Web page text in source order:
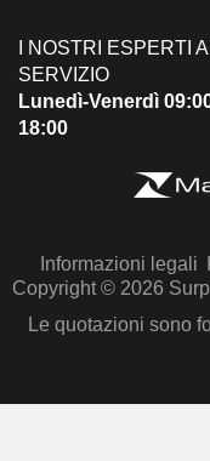
I NOSTRI ESPERTI
SERVIZIO
Lunedì-Venerdì
18:00
Informazioni legali
Copyright © 2026
Le quotazioni sono